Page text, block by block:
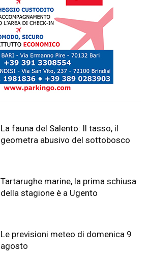
La fauna del Salento: Il tasso, il
geometra abusivo del sottobosco
Tartarughe marine, la prima schiusa
della stagione è a Ugento
Le previsioni meteo di domenica 9
agosto